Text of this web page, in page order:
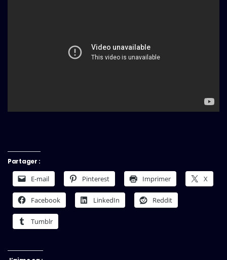
Partager :
E-mail Pinterest Imprimer X
Facebook LinkedIn Reddit
Tumblr